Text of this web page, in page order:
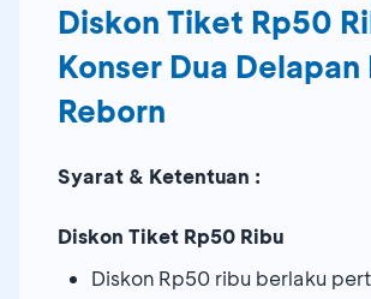
Diskon Tiket Rp50
Konser Dua Delapan
Reborn
Syarat & Ketentuan :
Diskon Tiket Rp50 Ribu
Diskon Rp50 ribu berlaku